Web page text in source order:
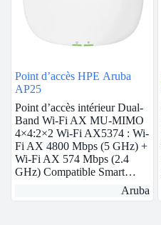
Point d’accès HPE Aruba
AP25
Point d’accès intérieur Dual-
Band Wi-Fi AX MU-MIMO
4×4:2×2 Wi-Fi AX5374 : Wi-
Fi AX 4800 Mbps (5 GHz) +
Wi-Fi AX 574 Mbps (2.4
GHz) Compatible Smart…
Aruba